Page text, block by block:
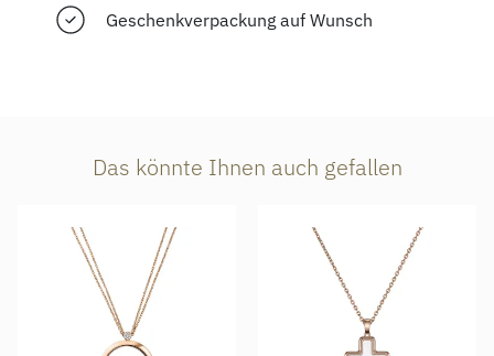
Geschenkverpackung auf Wunsch
Das könnte Ihnen auch gefallen